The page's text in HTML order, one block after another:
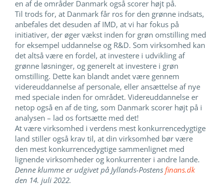
en af de områder Danmark også scorer højt på.
Til trods for, at Danmark får ros for den grønne indsats,
anbefales det desuden af IMD, at vi har fokus på
initiativer, der øger vækst inden for grøn omstilling med
for eksempel uddannelse og R&D. Som virksomhed kan
det altså være en fordel, at investere i udvikling af
grønne løsninger, og generelt at investere i grøn
omstilling. Dette kan blandt andet være gennem
videreuddannelse af personale, eller ansættelse af nye
med speciale inden for området. Videreuddannelse er
netop også en af de ting, som Danmark scorer højt på i
analysen – lad os fortsætte med det!
At være virksomhed i verdens mest konkurrencedygtige
land stiller også krav til, at din virksomhed bør være
den mest konkurrencedygtige sammenlignet med
lignende virksomheder og konkurrenter i andre lande.
Denne klumme er udgivet på Jyllands-Postens finans.dk
den 14. juli 2022.